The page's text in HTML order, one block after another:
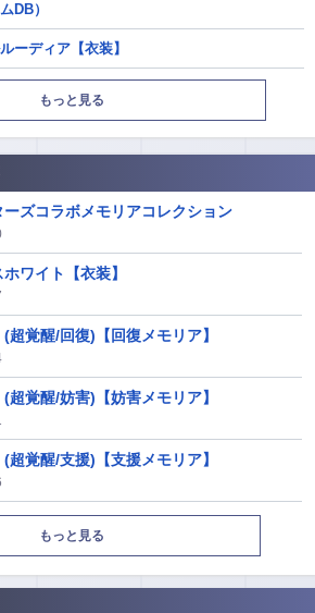
DB）
ーディア【衣装】
もっと見る
ズコラボメモリアコレクション
ワイト【衣装】
超覚醒/回復)【回復メモリア】
超覚醒/妨害)【妨害メモリア】
超覚醒/支援)【支援メモリア】
もっと見る